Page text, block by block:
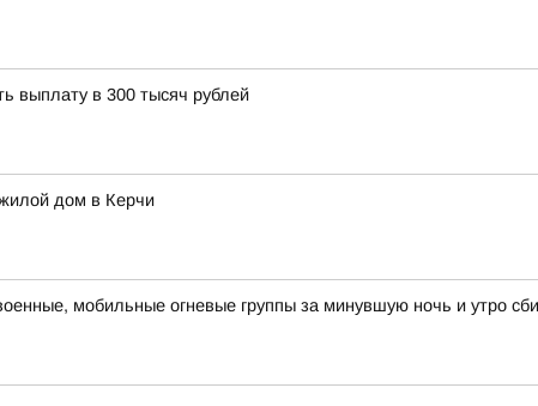
выплату в 300 тысяч рублей
дом в Керчи
мобильные огневые группы за минувшую ночь и утро